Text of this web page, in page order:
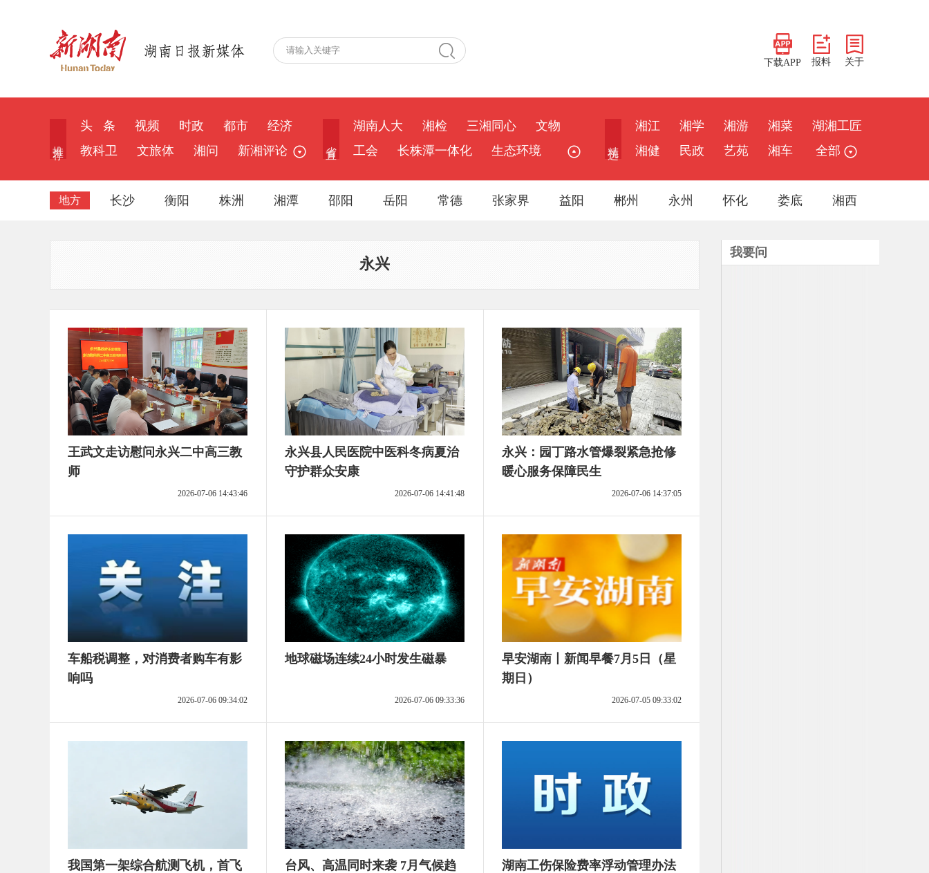
下载APP 报料 关于
头 条 视频 时政 都市
经济
教科卫
文旅体 湘问 新湘评论
湖南人大 湘检 三湘同心
文物
工会
长株潭一体化 生态环境
湘江 湘学 湘游 湘菜
湖湘工匠
湘健
民政 艺苑 湘车 全部
地方 长沙 衡阳 株洲 湘潭 邵阳 岳阳 常德 张家界 益阳 郴州 永州 怀化 娄底 湘西
永兴
王武文走访慰问永兴二中高三教
师
2026-07-06 14:43:46
永兴县人民医院中医科冬病夏治
守护群众安康
2026-07-06 14:41:48
永兴：园丁路水管爆裂紧急抢修
暖心服务保障民生
2026-07-06 14:37:05
车船税调整，对消费者购车有影
响吗
2026-07-06 09:34:02
地球磁场连续24小时发生磁暴
2026-07-06 09:33:36
早安湖南丨新闻早餐7月5日（星
期日）
2026-07-05 09:33:02
我国第一架综合航测飞机，首飞
台风、高温同时来袭 7月气候趋
湖南工伤保险费率浮动管理办法
我要问